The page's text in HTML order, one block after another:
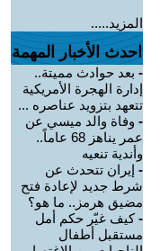
المزيد.....
احدث الأخبار المهمة
- بعد حوادث مميتة..
إدارة الهجرة الأمريكية
تتعهد بتزويد عناصره ...
- وفاة والد ميسي عن
عمر يناهز 68 عاماً..
وأندية تنعيه
- إيران تتحدث عن
شرط جديد لإعادة فتح
مضيق هرمز.. ما هو؟
-كيف غيّر حكم أمل
مستقبل أطفال